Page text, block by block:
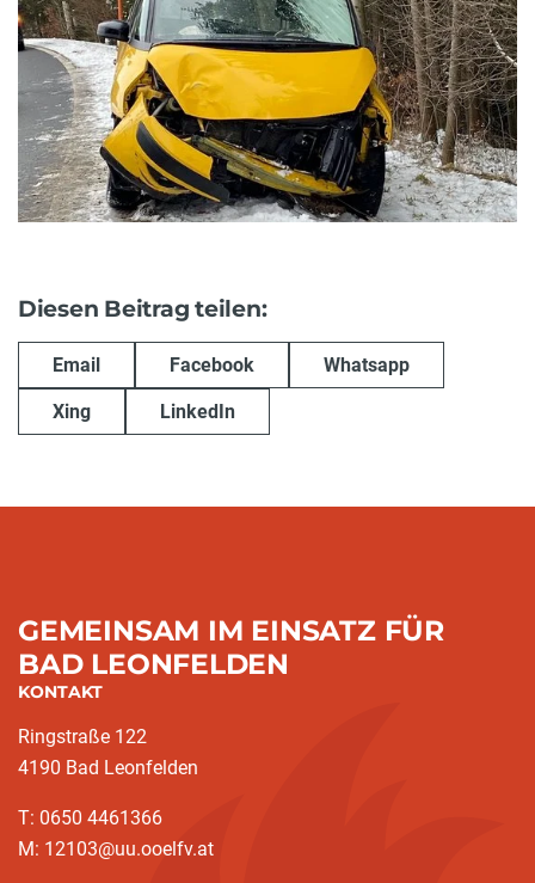
Diesen Beitrag teilen:
Email Facebook Whatsapp
Xing LinkedIn
GEMEINSAM IM EINSATZ FÜR
BAD LEONFELDEN
KONTAKT
Ringstraße 122
4190 Bad Leonfelden
T: 0650 4461366
M: 12103@uu.ooelfv.at